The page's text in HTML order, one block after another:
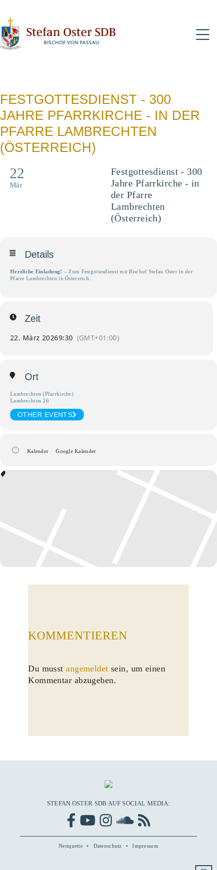
FESTGOTTESDIENST - 300
JAHRE PFARRKIRCHE - IN DER
PFARRE LAMBRECHTEN
(ÖSTERREICH)
22
Mär
Festgottesdienst - 300
Jahre Pfarrkirche - in
der Pfarre
Lambrechten
(Österreich)
Details
Herzliche Einladung! – Zum Festgottesdienst mit Bischof Stefan Oster in der
Pfarre Lambrechten in Österreich.
Zeit
22. März 20269:30 (GMT+01:00)
Ort
Lambrechten (Pfarrkirche)
Lambrechten 26
OTHER EVENTS
Kalender Google Kalender
KOMMENTIEREN
Du musstangemeldet sein, um einen
Kommentar abzugeben.
STEFAN OSTER SDB AUF SOCIAL MEDIA:
Netiquette Datenschutz Impressum